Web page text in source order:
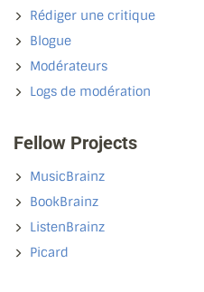
Rédiger une critique
Blogue
Modérateurs
Logs de modération
Fellow Projects
MusicBrainz
BookBrainz
ListenBrainz
Picard